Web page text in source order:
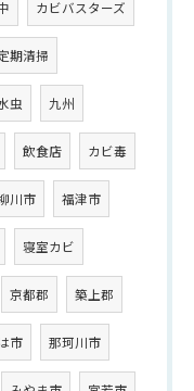
カビバスターズ
期清掃
虫 九州
飲食店 カビ毒
川市 福津市
寝室カビ
京都郡 築上郡
市 那珂川市